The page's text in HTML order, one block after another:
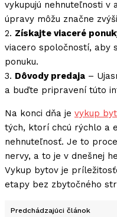
vykupujú nehnuteľnosti v
úpravy môžu značne
2. Získajte viaceré
viacero spoločností, aby
ponuku.
3. Dôvody predaja –
a buďte pripravení túto
Na konci dňa je vykup
tých, ktorí chcú rýchlo a
nehnuteľnosť. Je to
nervy, a to je v dnešnej
Vykup bytov je
etapy bez zbytočného
Predchádzajúci článok